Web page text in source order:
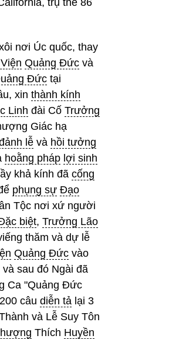
nơi Úc quốc, thay
Quảng Đức và
Đức tại
xin thành kính
Linh đài Cố Trưởng
Giác hạ
lễ và hồi tưởng
hoằng pháp lợi sinh
khả kính đã cống
phụng sự Đạo
Tộc nơi xứ người
biệt, Trưởng Lão
thăm và dự lễ
Quảng Đức vào
sau đó Ngài đã
Ca "Quảng Đức
câu diễn tả lại 3
và Lễ Suy Tôn
Thích Huyền